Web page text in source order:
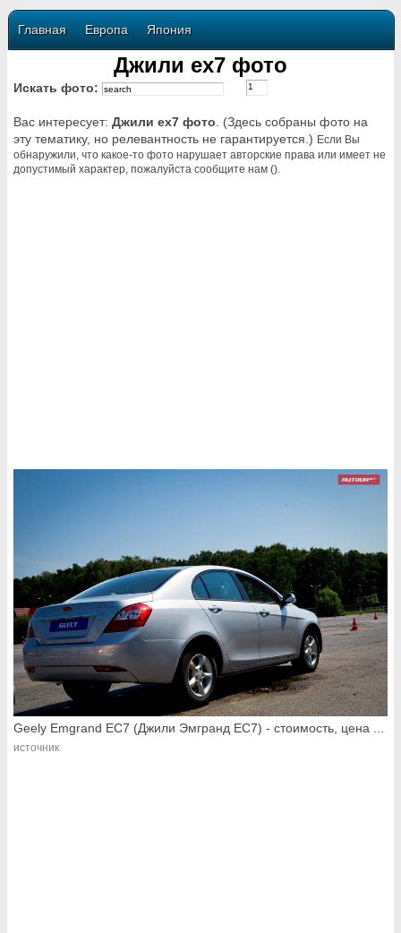
Главная Европа Япония
Джили ех7 фото
Искать фото:
Вас интересует: Джили ех7 фото . (Здесь собраны фото на
эту тематику, но релевантность не гарантируется.) Если Вы
обнаружили, что какое-то фото нарушает авторские права или имеет не
допустимый характер, пожалуйста сообщите нам ().
Geely Emgrand EC7 (Джили Эмгранд EC7) - стоимость, цена ...
источник